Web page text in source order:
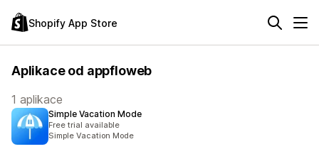
Shopify App Store
Aplikace od appfloweb
1 aplikace
Simple Vacation Mode
Free trial available
Simple Vacation Mode